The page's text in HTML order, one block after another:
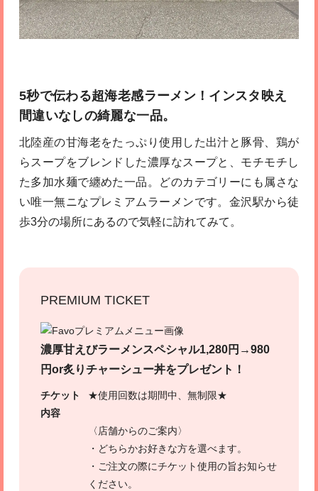
5秒で伝わる超海老感ラーメン！インスタ映え
間違いなしの綺麗な一品。
北陸産の甘海老をたっぷり使用した出汁と豚骨、鶏が
らスープをブレンドした濃厚なスープと、モチモチし
た多加水麺で纏めた一品。どのカテゴリーにも属さな
い唯一無ニなプレミアムラーメンです。金沢駅から徒
歩3分の場所にあるので気軽に訪れてみて。
PREMIUM TICKET
濃厚甘えびラーメンスペシャル1,280円→980
円or炙りチャーシュー丼をプレゼント！
チケット
内容
★使用回数は期間中、無制限★
〈店舗からのご案内〉
・どちらかお好きな方を選べます。
・ご注文の際にチケット使用の旨お知らせ
ください。